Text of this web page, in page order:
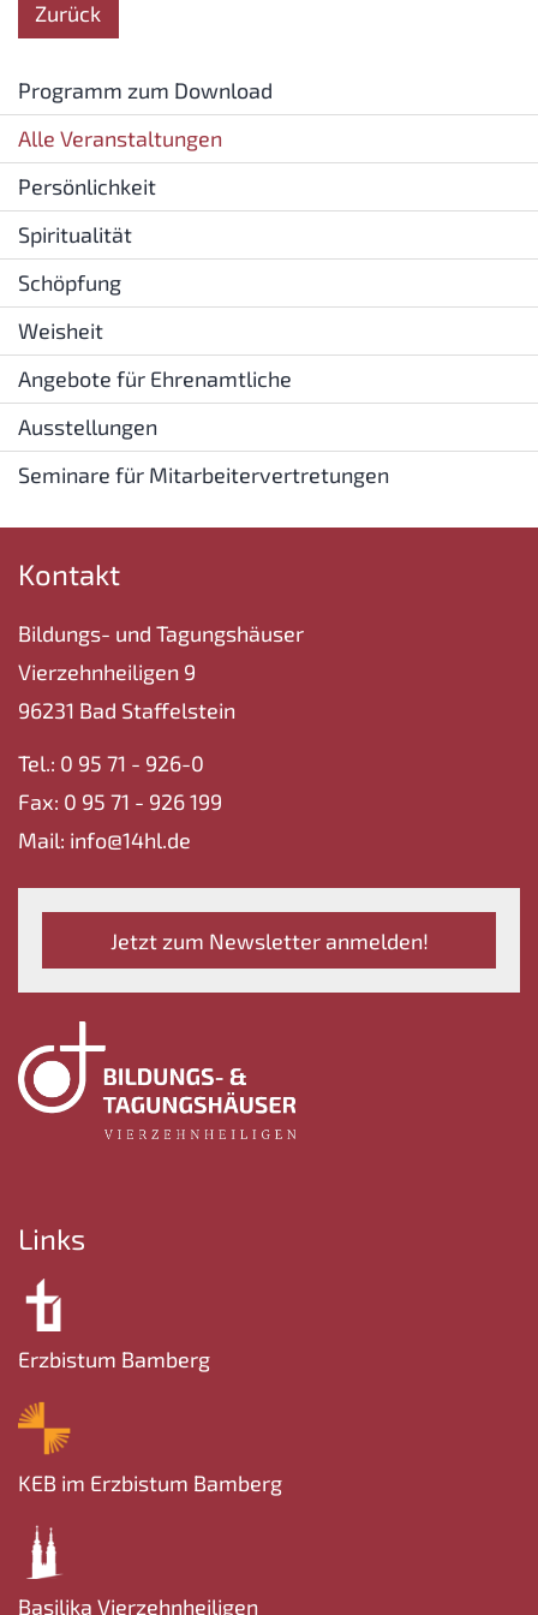
Zurück
Programm zum Download
Alle Veranstaltungen
Persönlichkeit
Spiritualität
Schöpfung
Weisheit
Angebote für Ehrenamtliche
Ausstellungen
Seminare für Mitarbeitervertretungen
Kontakt
Bildungs- und Tagungshäuser
Vierzehnheiligen 9
96231 Bad Staffelstein
Tel.: 0 95 71 - 926-0
Fax: 0 95 71 - 926 199
Mail: info@14hl.de
Jetzt zum Newsletter anmelden!
Links
Erzbistum Bamberg
KEB im Erzbistum Bamberg
Basilika Vierzehnheiligen